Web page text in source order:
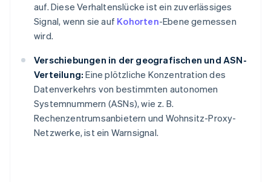
auf. Diese Verhaltenslücke ist ein zuverlässiges
Signal, wenn sie auf Kohorten-Ebene gemessen
wird.
Verschiebungen in der geografischen und ASN-
Verteilung: Eine plötzliche Konzentration des
Datenverkehrs von bestimmten autonomen
Systemnummern (ASNs), wie z. B.
Rechenzentrumsanbietern und Wohnsitz-Proxy-
Netzwerke, ist ein Warnsignal.